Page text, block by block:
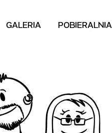
GALERIA POBIERALNIA